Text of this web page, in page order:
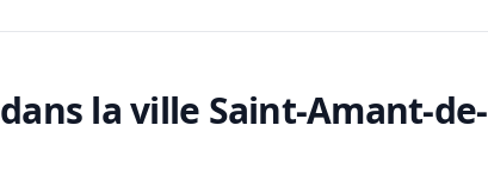
dans la ville Saint-Amant-de-